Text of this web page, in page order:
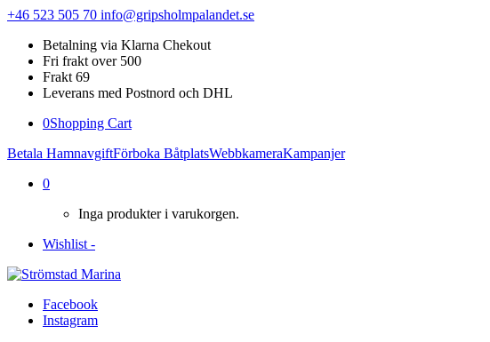
+46 523 505 70 info@gripsholmpalandet.se
Betalning via Klarna Chekout
Fri frakt over 500
Frakt 69
Leverans med Postnord och DHL
0Shopping Cart
Betala HamnavgiftFörboka BåtplatsWebbkameraKampanjer
0
Inga produkter i varukorgen.
Wishlist -
Facebook
Instagram